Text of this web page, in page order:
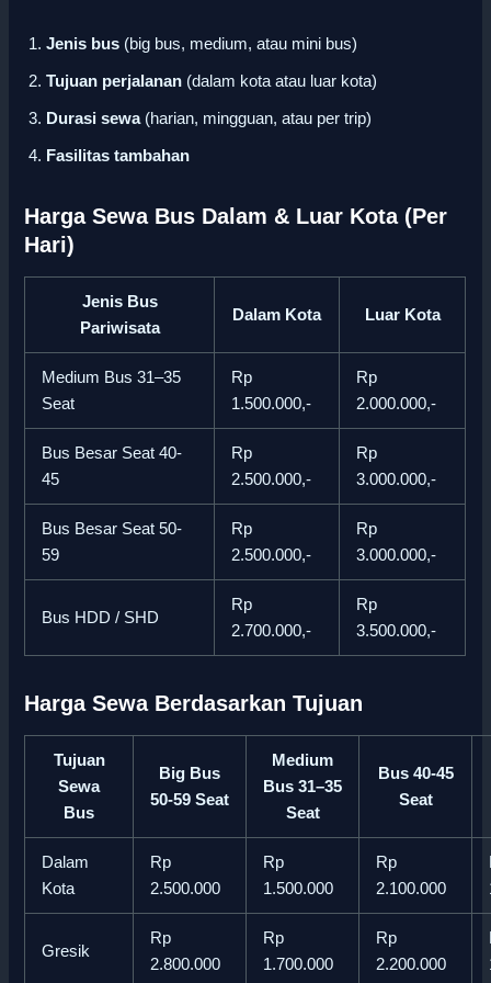
Jenis bus (big bus, medium, atau mini bus)
Tujuan perjalanan (dalam kota atau luar kota)
Durasi sewa(harian, mingguan, atau per trip)
Fasilitas tambahan
Harga Sewa Bus Dalam & Luar Kota (Per
Hari)
Jenis Bus
Pariwisata
Dalam Kota Luar Kota
Medium Bus 31–35
Seat
Rp
1.500.000,-
Rp
2.000.000,-
Bus Besar Seat 40-
45
Rp
2.500.000,-
Rp
3.000.000,-
Bus Besar Seat 50-
59
Rp
2.500.000,-
Rp
3.000.000,-
Bus HDD / SHD
Rp
2.700.000,-
Rp
3.500.000,-
Harga Sewa Berdasarkan Tujuan
Tujuan
Sewa
Bus
Big Bus
50-59 Seat
Medium
Bus 31–35
Seat
Bus 40-45
Seat
Dalam
Kota
Rp
2.500.000
Rp
1.500.000
Rp
2.100.000
Gresik
Rp
2.800.000
Rp
1.700.000
Rp
2.200.000